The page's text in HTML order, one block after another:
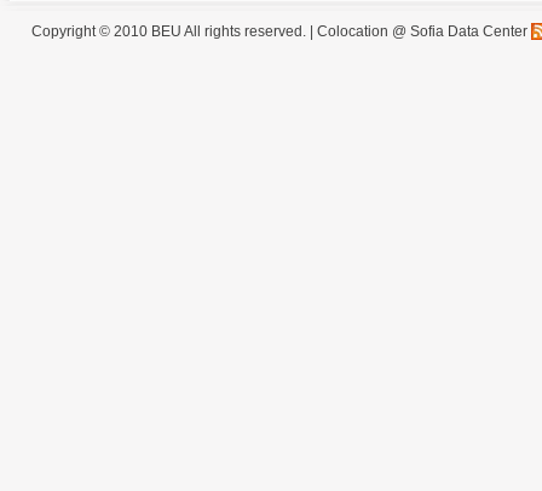
Copyright © 2010 BEU All rights reserved. | Colocation @ Sofia Data Center